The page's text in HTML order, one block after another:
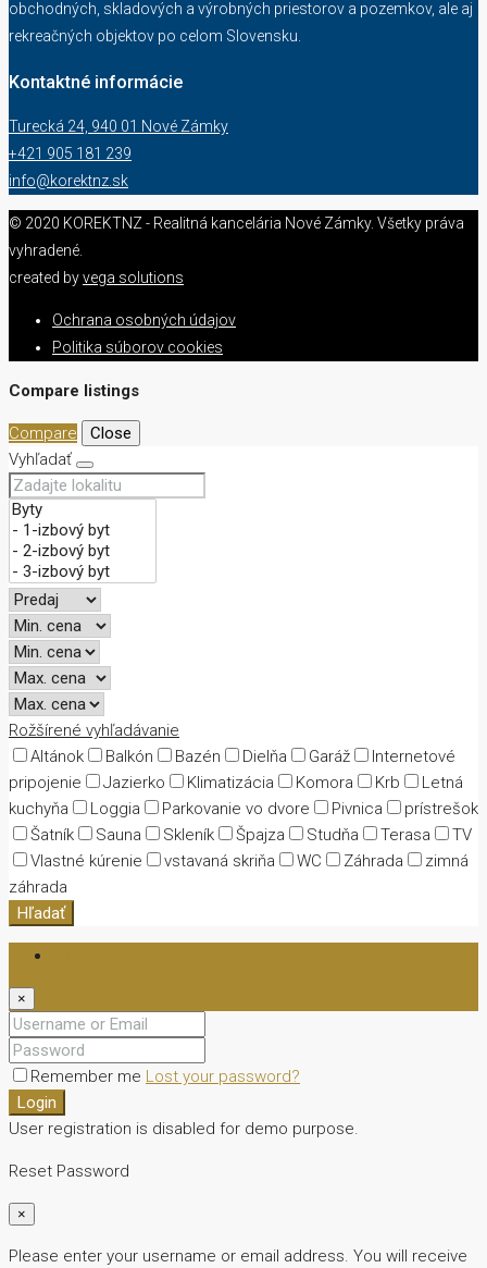
obchodných, skladových a výrobných priestorov a pozemkov, ale aj
rekreačných objektov po celom Slovensku.
Kontaktné informácie
Turecká 24, 940 01 Nové Zámky
+421 905 181 239
info@korektnz.sk
© 2020 KOREKTNZ - Realitná kancelária Nové Zámky. Všetky práva
vyhradené.
created byvega solutions
Ochrana osobných údajov
Politika súborov cookies
Compare listings
Compare
Close
Vyhľadať
Rožšírené vyhľadávanie
Altánok
Balkón Bazén Dielňa Garáž
Internetové
pripojenie
Jazierko Klimatizácia Komora Krb
Letná
kuchyňa
Loggia Parkovanie vo dvore Pivnica
prístrešok
Šatník
Sauna Skleník Špajza Studňa Terasa
TV
Vlastné kúrenie
vstavaná skriňa WC Záhrada
zimná
záhrada
Hľadať
×
Remember me Lost your password?
Login
User registration is disabled for demo purpose.
Reset Password
×
Please enter your username or email address. You will receive